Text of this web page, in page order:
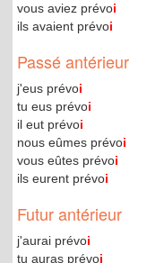
vous aviez prévoi
ils avaient prévoi
Passé antérieur
j'eus prévoi
tu eus prévoi
il eut prévoi
nous eûmes prévoi
vous eûtes prévoi
ils eurent prévoi
Futur antérieur
j'aurai prévoi
tu auras prévoi